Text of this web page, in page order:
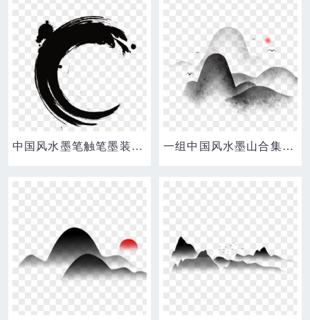
中国风水墨笔触笔墨装饰边框元素 一组中国风水墨山合集二元素